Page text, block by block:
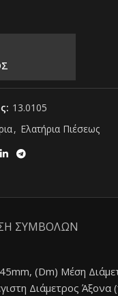
13.0105
, Ελατήρια Πιέσεως
ΣΥΜΒΟΛΩΝ
(Dm) Μέση
Διάμετρος Άξονα